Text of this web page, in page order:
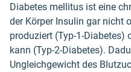
Diabetes mellitus ist eine
der Körper Insulin gar nicht
produziert (Typ-1-Diabetes)
kann (Typ-2-Diabetes).
Ungleichgewicht des